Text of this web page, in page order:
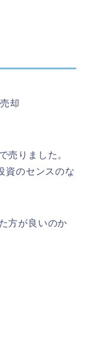
却
売りました。
資のセンスのな
方が良いのか